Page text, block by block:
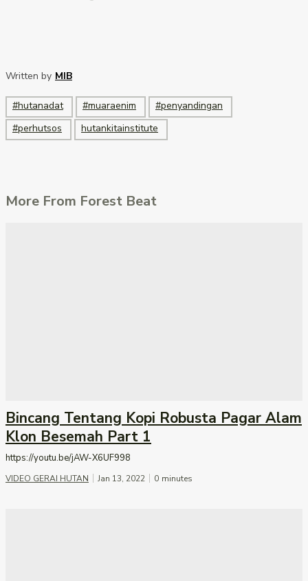
Written by MIB
#hutanadat #muaraenim
#penyandingan
#perhutsos
hutankitainstitute
More From Forest Beat
Bincang Tentang Kopi Robusta Pagar Alam
Klon Besemah Part 1
https://youtu.be/jAW-X6UF998
VIDEO GERAI HUTAN Jan 13, 2022 0 minutes